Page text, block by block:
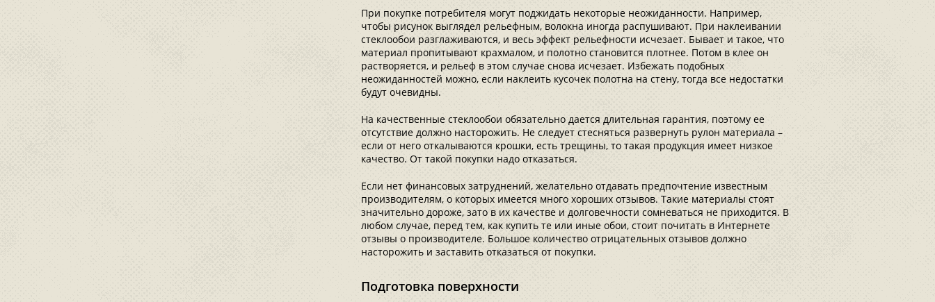
При покупке потребителя могут поджидать некоторые неожиданности. Например,
чтобы рисунок выглядел рельефным, волокна иногда распушивают. При наклеивании
стеклообои разглаживаются, и весь эффект рельефности исчезает. Бывает и такое, что
материал пропитывают крахмалом, и полотно становится плотнее. Потом в клее он
растворяется, и рельеф в этом случае снова исчезает. Избежать подобных
неожиданностей можно, если наклеить кусочек полотна на стену, тогда все недостатки
будут очевидны.
На качественные стеклообои обязательно дается длительная гарантия, поэтому ее
отсутствие должно насторожить. Не следует стесняться развернуть рулон материала –
если от него откалываются крошки, есть трещины, то такая продукция имеет низкое
качество. От такой покупки надо отказаться.
Если нет финансовых затруднений, желательно отдавать предпочтение известным
производителям, о которых имеется много хороших отзывов. Такие материалы стоят
значительно дороже, зато в их качестве и долговечности сомневаться не приходится. В
любом случае, перед тем, как купить те или иные обои, стоит почитать в Интернете
отзывы о производителе. Большое количество отрицательных отзывов должно
насторожить и заставить отказаться от покупки.
Подготовка поверхности